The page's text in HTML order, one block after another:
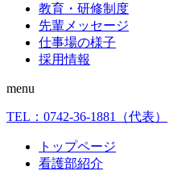
教育・研修制度
先輩メッセージ
仕事場の様子
採用情報
menu
TEL： 0742-36-1881 （代表）
トップページ
看護部紹介